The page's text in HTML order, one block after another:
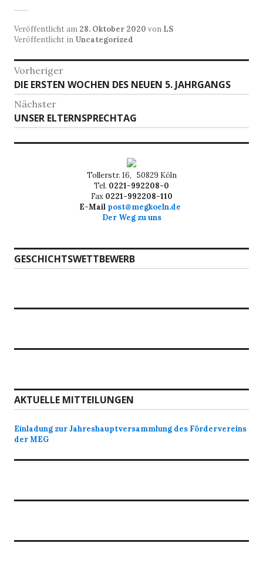
Veröffentlicht am 28. Oktober 2020 von LS
Veröffentlicht in Uncategorized
Beitragsnavigation
Vorheriger
Vorheriger
Beitrag:
DIE ERSTEN WOCHEN DES NEUEN 5. JAHRGANGS
Nächster
Nächster
Beitrag:
UNSER ELTERNSPRECHTAG
Tollerstr. 16, 50829 Köln
Tel. 0221-992208-0
Fax 0221-992208-110
E-Mail post@megkoeln.de
Der Weg zu uns
GESCHICHTSWETTBEWERB
AKTUELLE MITTEILUNGEN
Einladung zur Jahreshauptversammlung des Fördervereins
der MEG